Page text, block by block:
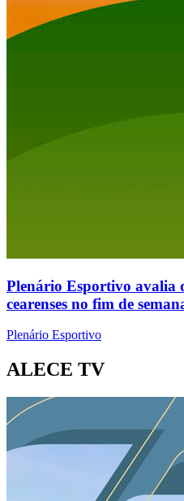
Plenário Esportivo avalia
cearenses no fim de
Plenário Esportivo
ALECE TV